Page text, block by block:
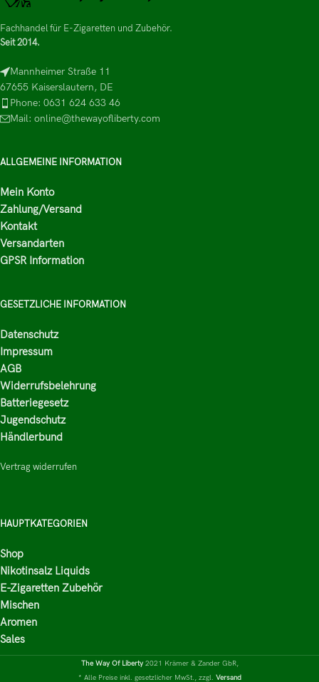
Fachhandel für E-Zigaretten und Zubehör.
Seit 2014.
Mannheimer Straße 11
67655 Kaiserslautern, DE
Phone: 0631 624 633 46
Mail: online@thewayofliberty.com
ALLGEMEINE INFORMATION
Mein Konto
Zahlung/Versand
Kontakt
Versandarten
GPSR Information
GESETZLICHE INFORMATION
Datenschutz
Impressum
AGB
Widerrufsbelehrung
Batteriegesetz
Jugendschutz
Händlerbund
Vertrag widerrufen
HAUPTKATEGORIEN
Shop
Nikotinsalz Liquids
E-Zigaretten Zubehör
Mischen
Aromen
Sales
The Way Of Liberty 2021 Krämer & Zander GbR,
* Alle Preise inkl. gesetzlicher MwSt., zzgl. Versand